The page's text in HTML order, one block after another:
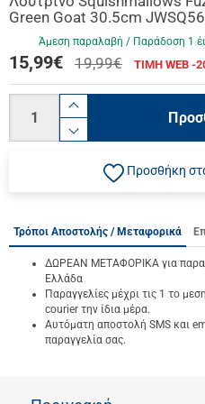
Green Goat 30.5cm
Άμεση παραλαβή / Παράδoση 1
15,99€ 19,99€ ΤΙΜΗ WEB -
Προσθήκη
Τρόποι Αποστολής / Μεταφορικά
ΔΩΡΕΑΝ ΜΕΤΑΦΟΡΙΚΑ για
Ελλάδα
Παραγγελίες μέχρι τις 1 το
courier την ίδια μέρα.
Αυτόματη αποστολή SMS και
παραγγελία σας.